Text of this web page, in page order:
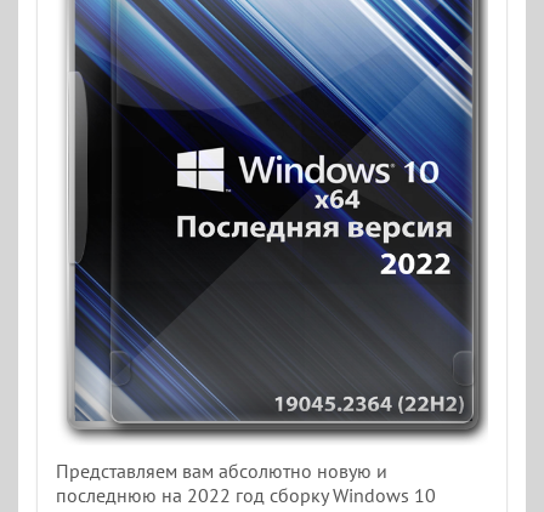
Представляем вам абсолютно новую и
последнюю на 2022 год сборку Windows 10